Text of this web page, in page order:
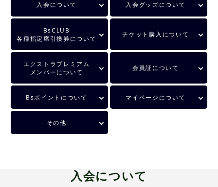
入会について 入会グッズについて
BsCLUB
各種指定席引換券について
チケット購入について
エクストラプレミアム
メンバーについて
会員証について
Bsポイントについて マイページについて
その他
入会について